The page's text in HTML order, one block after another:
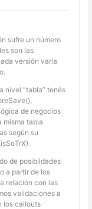
sufre un número
son las
versión varía
nivel “tabla” tenés
de negocios
misma tabla
según su
de posibildades
a partir de los
relación con las
validaciones a
los callouts